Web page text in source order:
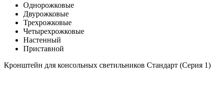
Однорожковые
Двурожковые
Трехрожковые
Четырехрожковые
Настенный
Приставной
Кронштейн для консольных светильников Стандарт (Серия 1)